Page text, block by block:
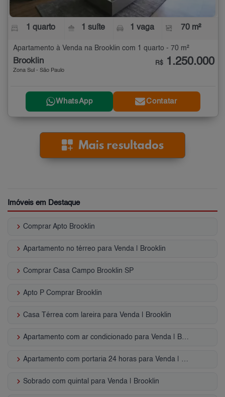
1 quarto 1 suíte 1 vaga 70 m²
Apartamento à Venda na Brooklin com 1 quarto - 70 m²
Brooklin
Zona Sul - São Paulo
R$ 1.250.000
WhatsApp Contatar
Imóveis em Destaque
keyboard_arrow_right Comprar Apto Brooklin
keyboard_arrow_right Apartamento no térreo para Venda | Brooklin
keyboard_arrow_right Comprar Casa Campo Brooklin SP
keyboard_arrow_right Apto P Comprar Brooklin
keyboard_arrow_right Casa Térrea com lareira para Venda | Brooklin
keyboard_arrow_right Apartamento com ar condicionado para Venda | Brooklin
keyboard_arrow_right Apartamento com portaria 24 horas para Venda | Brooklin
keyboard_arrow_right Sobrado com quintal para Venda | Brooklin